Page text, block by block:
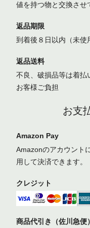
値を持つ物と交換させ
返品期限
到着後８日以内（未使
返品送料
不良、破損品等は着払
お客様ご負担
お支
Amazon Pay
Amazonのアカウント
用して決済できます。
クレジット
商品代引き（佐川急便）